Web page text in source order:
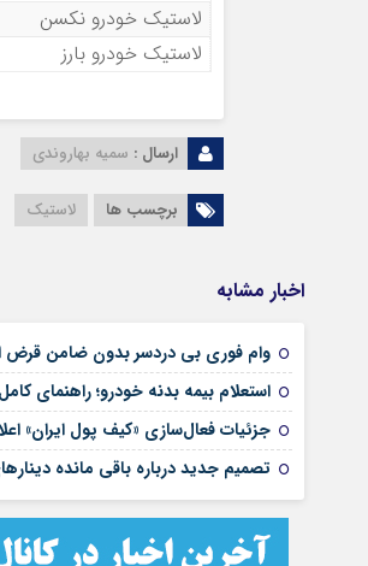
لاستیک خودرو نکسن
لاستیک خودرو بارز
ارسال : سمیه بهاروندی
برچسب ها لاستیک
اخبار مشابه
وام فوری بی دردسر بدون ضامن قرض
استعلام بیمه بدنه خودرو؛ راهنمای
جزئیات فعال‌سازی «کیف پول ایران»
تصمیم جدید درباره باقی مانده